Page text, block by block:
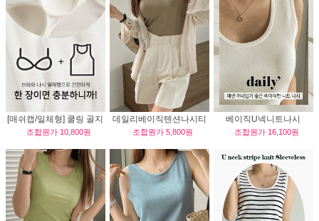
[매쉬캡/일체형] 쿨링 골지
노브라 나시
조합원가 10,800원
데일리베이직텐션나시티
조합원가5,800원
베이직U넥니트나시
조합원가 16,100원